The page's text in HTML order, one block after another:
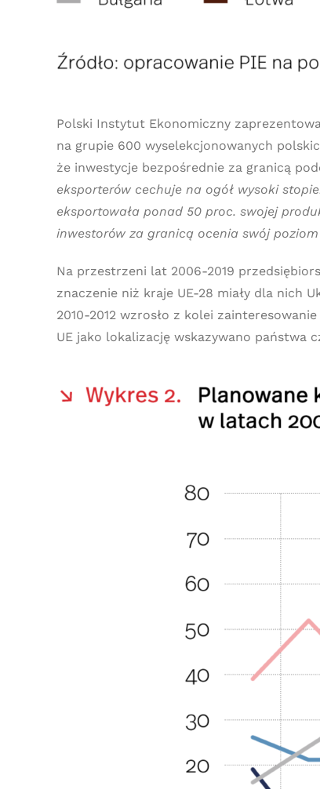
Polski Instytut Ekonomiczny
na grupie 600 wyselekcjonowanych
że inwestycje bezpośrednie za granicą
eksporterów cechuje na ogół wysoki
eksportowała ponad 50 proc. swojej
inwestorów za granicą ocenia swój
Na przestrzeni lat 2006-2019
znaczenie niż kraje UE-28 miały dla nich
2010-2012 wzrosło z kolei
UE jako lokalizację wskazywano państwa